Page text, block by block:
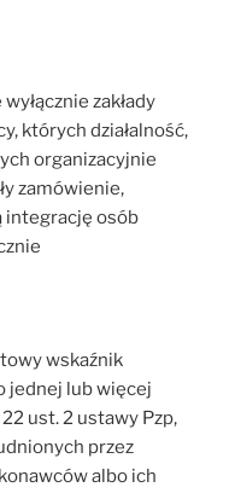
zakłady
których działalność,
organizacyjnie
zamówienie,
integrację osób
wskaźnik
jednej lub więcej
ust. 2 ustawy Pzp,
przez
albo ich